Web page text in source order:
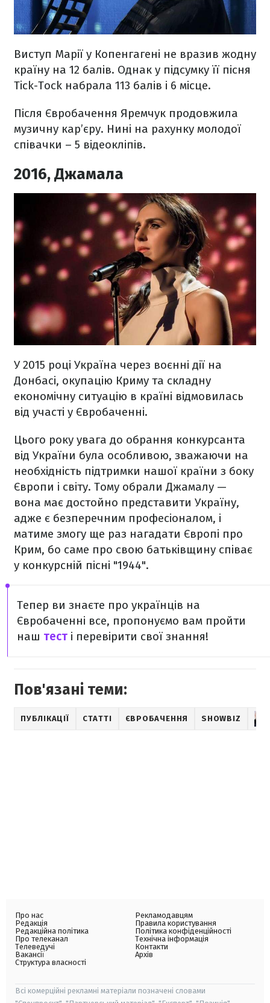
Виступ Марії у Копенгагені не вразив жодну
країну на 12 балів. Однак у підсумку її пісня
Tick-Tock набрала 113 балів і 6 місце.
Після Євробачення Яремчук продовжила
музичну кар’єру. Нині на рахунку молодої
співачки – 5 відеокліпів.
2016, Джамала
У 2015 році Україна через воєнні дії на
Донбасі, окупацію Криму та складну
економічну ситуацію в країні відмовилась
від участі у Євробаченні.
Цього року увага до обрання конкурсанта
від України була особливою, зважаючи на
необхідність підтримки нашої країни з боку
Європи і світу. Тому обрали Джамалу —
вона має достойно представити Україну,
адже є безперечним професіоналом, і
матиме змогу ще раз нагадати Європі про
Крим, бо саме про свою батьківщину співає
у конкурсній пісні "1944".
Тепер ви знаєте про українців на
Євробаченні все, пропонуємо вам пройти
наш тест і перевірити свої знання!
Пов'язані теми:
ПУБЛІКАЦІЇ СТАТТІ ЄВРОБАЧЕННЯ SHOWBIZ
Про нас
Редакція
Редакційна політика
Про телеканал
Телеведучі
Вакансії
Структура власності
Рекламодавцям
Правила користування
Політика конфіденційності
Технічна інформація
Контакти
Архів
Всі комерційні рекламні матеріали позначені словами